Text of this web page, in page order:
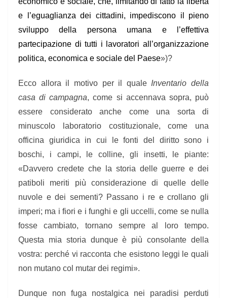
e l’eguaglianza dei cittadini, impediscono il pieno
sviluppo della persona umana e l’effettiva
partecipazione di tutti i lavoratori all’organizzazione
politica, economica e sociale del Paese»)?
Ecco allora il motivo per il quale Inventario della
casa di campagna, come si accennava sopra, può
essere considerato anche come una sorta di
minuscolo laboratorio costituzionale, come una
officina giuridica in cui le fonti del diritto sono i
boschi, i campi, le colline, gli insetti, le piante:
«Davvero credete che la storia delle guerre e dei
patiboli meriti più considerazione di quelle delle
nuvole e dei sementi? Passano i re e crollano gli
imperi; ma i fiori e i funghi e gli uccelli, come se nulla
fosse cambiato, tornano sempre al loro tempo.
Questa mia storia dunque è più consolante della
vostra: perché vi racconta che esistono leggi le quali
non mutano col mutar dei regimi».
Dunque non fuga nostalgica nei paradisi perduti